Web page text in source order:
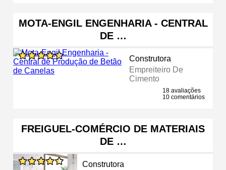
MOTA-ENGIL ENGENHARIA - CENTRAL
DE …
Construtora
Empreiteiro De
Cimento
18 avaliações
10 comentários
FREIGUEL-COMÉRCIO DE MATERIAIS
DE …
Construtora